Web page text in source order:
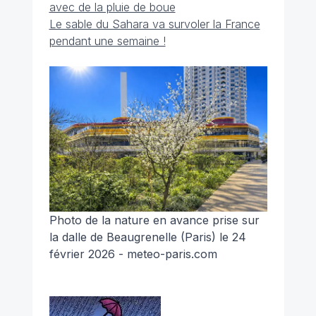
avec de la pluie de boue
Le sable du Sahara va survoler la France
pendant une semaine !
Photo de la nature en avance prise sur
la dalle de Beaugrenelle (Paris) le 24
février 2026 - meteo-paris.com